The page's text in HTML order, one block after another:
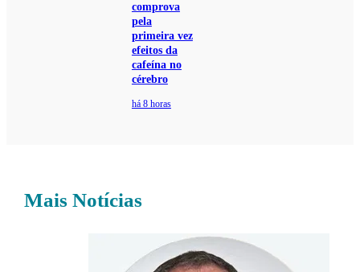
comprova
pela
primeira vez
efeitos da
cafeína no
cérebro
há 8 horas
Mais Notícias